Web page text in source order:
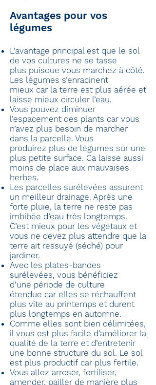
Avantages pour vos
légumes
L’avantage principal est que le sol
de vos cultures ne se tasse
plus puisque vous marchez à côté.
Les légumes s’enracinent
mieux car la terre est plus aérée et
laisse mieux circuler l’eau.
Vous pouvez diminuer
l’espacement des plants car vous
n’avez plus besoin de marcher
dans la parcelle. Vous
produirez plus de légumes sur une
plus petite surface. Ca laisse aussi
moins de place aux mauvaises
herbes.
Les parcelles surélevées assurent
un meilleur drainage. Après une
forte pluie, la terre ne reste pas
imbibée d’eau très longtemps.
C’est mieux pour les végétaux et
vous ne devez plus attendre que la
terre ait ressuyé (séché) pour
jardiner.
Avec les plates-bandes
surélevées, vous bénéficiez
d’une période de culture
étendue car elles se réchauffent
plus vite au printemps et durent
plus longtemps en automne.
Comme elles sont bien délimitées,
il vous est plus facile d’améliorer la
qualité de la terre et d’entretenir
une bonne structure du sol. Le sol
est plus productif car plus fertile.
Vous allez arroser, fertiliser,
amender, pailler de manière plus